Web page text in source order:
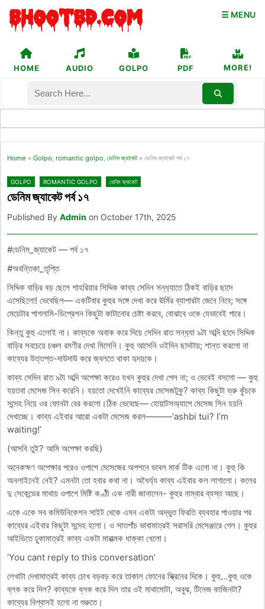
☰ MENU
HOME AUDIO GOLPO PDF MORE!
Home » Golpo, romantic golpo, ডেনিম জ্যাকেট» ডেনিম জ্যাকেট পর্ব ১৭
GOLPO ROMANTIC GOLPO ডেনিম জ্যাকেট
ডেনিম জ্যাকেট পর্ব ১৭
Published By Admin on October 17th, 2025
#ডেনিম_জ্যাকেট — পর্ব ১৭
#অবন্তিকা_তৃপ্তি
সিদ্দিক বাড়ির বড় ছেলে শাহরিয়ার সিদ্দিক কাব্য সেদিন সন্ধ‍্যাতে ঠিকই বাড়ির ছাদে
এসেছিলো! ভেবেছিল— একটিবার কুহুর সঙ্গে দেখা করে ঊর্মির ব্যাপারটা জেনে নিবে; সঙ্গে
মেয়েটার পাগলামি-ডিপ্রেশন কিছুটা কাটানোর চেষ্টা করবে, বোঝাবে ওকে যেভাবেই পারে।
কিন্তু কুহু এলোই না। কাব্যকে অবাক করে দিয়ে সেদিন রাত সন্ধ‍্যা ৯টা অব্দি ছাদে সিদ্দিক
বাড়ির সবচেয়ে চঞ্চল রমণীর দেখা মিলেনি। কুহু আসেনি ওইদিন ছাদটায়; শান্ত করলো না
কাব্যের উত্তপ্ত-দাউদাউ করে জ্বলতে থাকা হৃদয়কে।
কাব্য সেদিন রাত ৯টা অব্দি অপেক্ষা করেও যখন কুহুর দেখা পেল না; ও ভেবেই বসলো — কুহু
হয়তবা মেসেজ সিন করেনি। হয়তো দেখেইনি কাব্যের মেসেজটুকু? কাব্য কিছুটা ভ্রু কুঁচকে
সন্দেহ নিয়ে ওর ফোনটা বের করলো।ঠিক ভেবেছে— হোয়াটসঅ্যাপে মেসেজ সিন হয়নি
দেখাচ্ছে। কাব্য এইবার আরো একটা মেসেজ করল———‘ashbi tui? I’m
waiting!’
(আসবি তুই? আমি অপেক্ষা করছি)
অনেকক্ষণ অপেক্ষার পরেও ওপাশে মেসেজের অপশনে ডাবল মার্ক টিক এলো না। কুহু কি
অনলাইনেই নেই? এমনটা তো হবার কথা না। অধৈর্য‍্য কাব্য এইবার কল লাগালো। কলের
দু সেকেন্ডের মাথায় ওপাশে মিষ্টি কণ্ঠী এক নারী জানালেন- কুহুর নাম্বার ব্যস্ত আছে।
একে একে সব কমিউনিকেশন সাইট থেকে এমন একটা অদ্ভুত ফিরতি ব্যবহার পাওয়ার পর
কাব্যের এইবার কিছুটা সন্দেহ হলো। ও সাতপাঁচ ভাবামাত্রই সরাসরি মেসেঞ্জারে গেল। কুহুর
আইডিতে ঢুকামাত্রই কাব্য একটা মারাত্মক ধাক্কা খেলো।
‘You cant reply to this conversation’
লেখাটা দেখামাত্রই কাব্য চোখ বড়বড় করে তাকাল ফোনের স্ক্রিনের দিকে। কুহু…কুহু ওকে
ব্লক করে দিল? কাব্যকে ব্লক করে দিল তার ওই মাথামোটা, অবুঝ, টিনেজ কাজিনটা?
কাব্যের বিশ্বাসই হলো না শুরুতে।